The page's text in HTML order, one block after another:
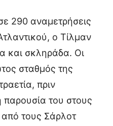
290 αναμετρήσεις
ο Τίλμαν
και σκληράδα. Οι
σταθμός της
πριν
του στους
από τους Σάρλοτ